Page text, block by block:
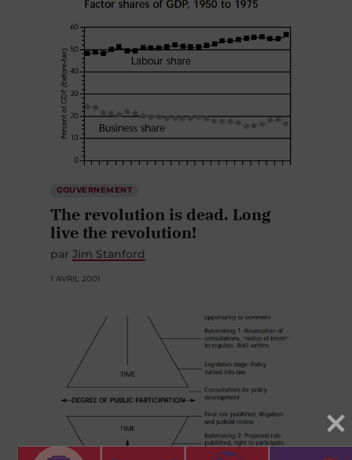
GOUVERNEMENT
The revolution is dead. Long
live the revolution!
par Jim Stanford
1 AVRIL 2001